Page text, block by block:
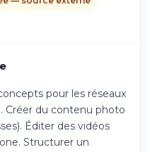
pour les réseaux
Créer du contenu photo
Éditer des vidéos
Structurer un
l'App Store